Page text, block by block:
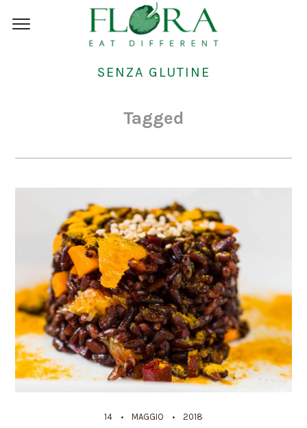
SENZA GLUTINE
Tagged
14 MAGGIO 2018